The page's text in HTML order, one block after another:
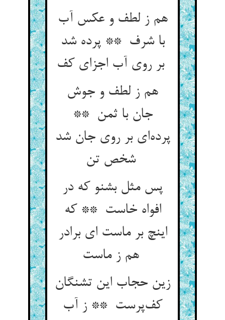
هم ز لطف و عکس آب
با شرف ** پرده شد
بر روی آب اجزای کف
هم ز لطف و جوش
جان با ثمن **
پرده‌ای بر روی جان شد
شخص تن
پس مثل بشنو که در
افواه خاست ** که
اینچ بر ماست ای برادر
هم ز ماست
زین حجاب این تشنگان
کف‌پرست ** ز آب